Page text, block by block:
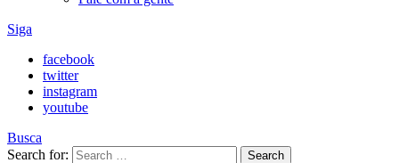
Siga
facebook
twitter
instagram
youtube
Busca
Search for:
Search